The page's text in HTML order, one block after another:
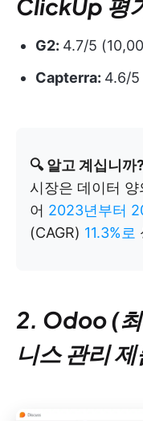
ClickUp 평
G2: 4.7/5
Capterra: 4.6/5
🔍 알고 계십니까
시장은 데이터
어 2023년부터
(CAGR) 11.3%로
2. Odoo (최
니스 관리